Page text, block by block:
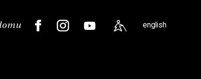
english